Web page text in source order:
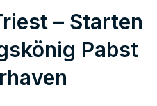
– Starten
Pabst